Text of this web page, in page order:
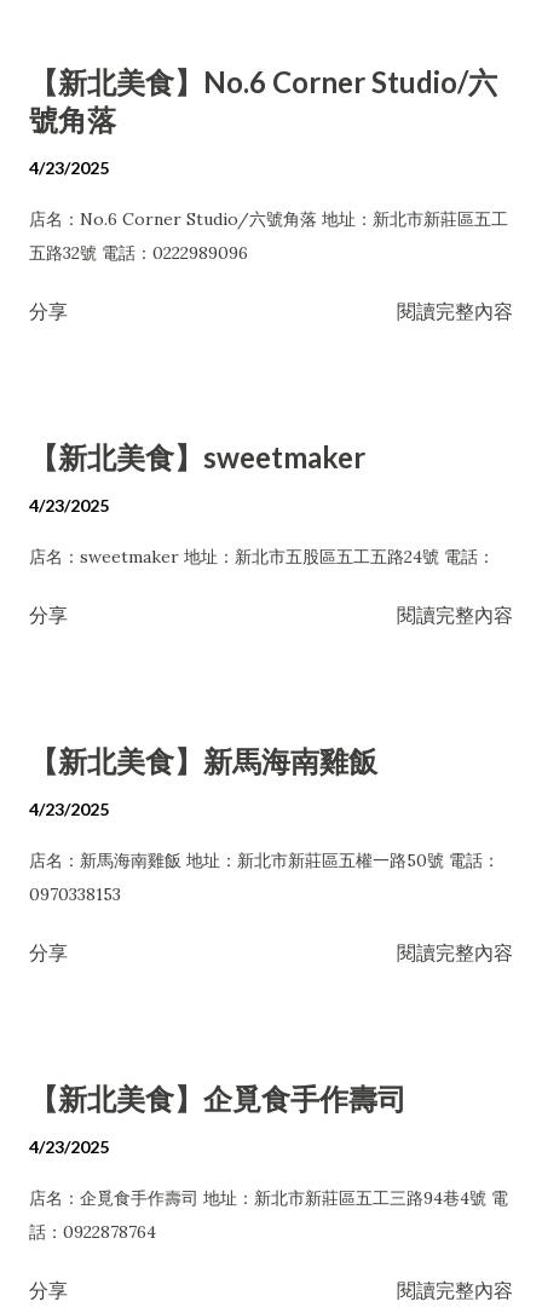
【新北美食】No.6 Corner Studio/六
號角落
4/23/2025
店名：No.6 Corner Studio/六號角落 地址：新北市新莊區五工
五路32號 電話：0222989096
分享 閱讀完整內容
【新北美食】sweetmaker
4/23/2025
店名：sweetmaker 地址：新北市五股區五工五路24號 電話：
分享 閱讀完整內容
【新北美食】新馬海南雞飯
4/23/2025
店名：新馬海南雞飯 地址：新北市新莊區五權一路50號 電話：
0970338153
分享 閱讀完整內容
【新北美食】企覓食手作壽司
4/23/2025
店名：企覓食手作壽司 地址：新北市新莊區五工三路94巷4號 電
話：0922878764
分享 閱讀完整內容